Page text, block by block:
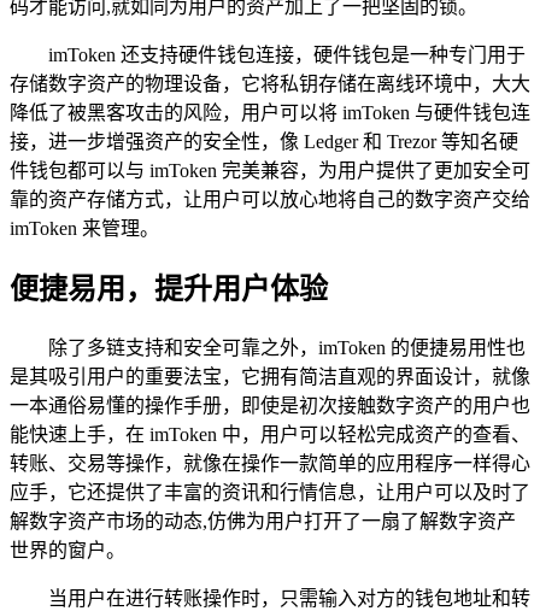
码才能访问,就如同为用户的资产加上了一把坚固的锁。
imToken 还支持硬件钱包连接，硬件钱包是一种专门用于
存储数字资产的物理设备，它将私钥存储在离线环境中，大大
降低了被黑客攻击的风险，用户可以将 imToken 与硬件钱包连
接，进一步增强资产的安全性，像 Ledger 和 Trezor 等知名硬
件钱包都可以与 imToken 完美兼容，为用户提供了更加安全可
靠的资产存储方式，让用户可以放心地将自己的数字资产交给
imToken 来管理。
便捷易用，提升用户体验
除了多链支持和安全可靠之外，imToken 的便捷易用性也
是其吸引用户的重要法宝，它拥有简洁直观的界面设计，就像
一本通俗易懂的操作手册，即使是初次接触数字资产的用户也
能快速上手，在 imToken 中，用户可以轻松完成资产的查看、
转账、交易等操作，就像在操作一款简单的应用程序一样得心
应手，它还提供了丰富的资讯和行情信息，让用户可以及时了
解数字资产市场的动态,仿佛为用户打开了一扇了解数字资产
世界的窗户。
当用户在进行转账操作时，只需输入对方的钱包地址和转